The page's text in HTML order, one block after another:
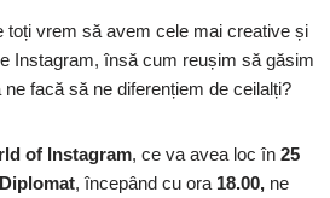
toți vrem să avem cele mai creative și
Instagram, însă cum reușim să găsim
facă să ne diferențiem de ceilalți?
of Instagram, ce va avea loc în 25
, începând cu ora 18.00, ne